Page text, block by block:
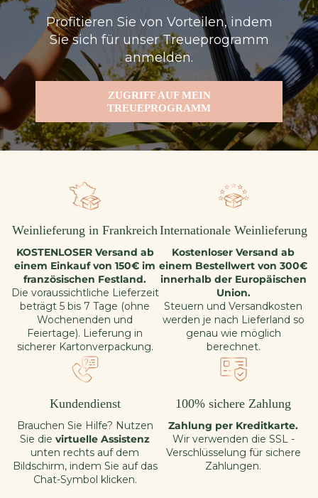
Profitieren Sie von Vorteilen, indem
Sie sich für unser Treueprogramm
anmelden.
ZUGRIFF AUF MEIN
TREUEPROGRAMM
Weinlieferung in Frankreich
KOSTENLOSER Versand ab
einem Einkauf von 150€ im
französischen Festland.
Die voraussichtliche Lieferzeit
beträgt 5 bis 7 Tage (ohne
Wochenenden und
Feiertage). Lieferung in
sicherer Kartonverpackung.
Internationale Weinlieferung
Kostenloser Versand ab
einem Bestellwert von 300€
innerhalb der Europäischen
Union.
Steuern und Versandkosten
werden je nach Lieferland so
genau wie möglich
berechnet.
Kundendienst
Brauchen Sie Hilfe? Nutzen
Sie die virtuelle Assistenz
unten rechts auf dem
Bildschirm, indem Sie auf das
Chat-Symbol klicken.
100% sichere Zahlung
Zahlung per Kreditkarte.
Wir verwenden die SSL -
Verschlüsselung für sichere
Zahlungen.